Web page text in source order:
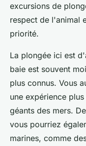
excursions de
respect de l'animal
priorité.
La plongée ici est
baie est souvent
plus connus. Vous
une expérience
géants des mers.
vous pourriez
marines, comme